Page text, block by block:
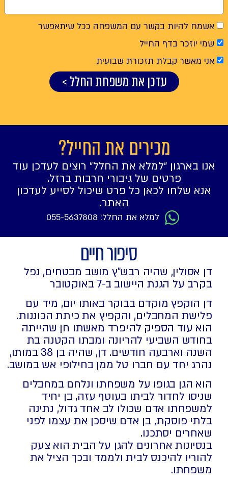
אשמח להיות בקשר עם המשפחה ככל שיתאפשר
שמי יוזכר בדף החייל
אני מאשר קבלת תזכורת שבועית
עדכן את משפחת החלל >
מכירים את החייל?
אנו בארגון ״למלא את החלל״ רוצים לעדכן עוד
פרטים של גיבורי חרבות ברזל.
אנא שלחו לכאן כל פרט שיכול לסייע לעדכון
האתר.
למלא את החלל: 055-5637808
סיפור חיים
דן אסולין, שהיה רבש"ץ מושב מבטחים, נפל
בקרב על הגנת היישוב ב-7 באוקטובר
דן הוקפץ מוקדם בבוקר באותו יום, מיד עם
פלישת המחבלים, והקפיץ את כיתת הכוננות.
הוא עוד הספיק להיפרד מאשתו חן שהייתה
בחודש השביעי להריונה ומבתו הקטנה בת
השנה וארבעה חודשים. דן, שהיה בן 38 במותו,
נהרג יחד עם חברו טל ממן בחילופי אש במושב.
הוא הגן בגופו על משפחתו ונלחם במחבלים
שניסו לחדור לביתו בעוטף עזה, בן יחיד
למשפחתו אדם שכולו לב אחד גדול, נתינה
בלתי פוסקת, בן אדם שיסכן את עצמו לפני
שאחרים יסתכנו.
בנסיונות אחרונים להגן על הבית הוא צעק
להוריו להיכנס לבית ולממד ובכך הציל את
משפחתו.